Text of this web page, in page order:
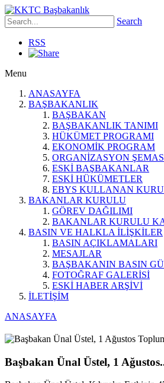
Search
RSS
Menu
ANASAYFA
BAŞBAKANLIK
BAŞBAKAN
BAŞBAKANLIK TANIMI
HÜKÜMET PROGRAMI
EKONOMİK PROGRAM
ORGANİZASYON
ESKİ BAŞBAKANLAR
ESKİ HÜKÜMETLER
EBYS KULLANAN
BAKANLAR KURULU
GÖREV DAĞILIMI
BAKANLAR KURULU
BASIN VE HALKLA İLİŞKİLER
BASIN AÇIKLAMALARI
MESAJLAR
BAŞBAKANIN BASIN
FOTOĞRAF GALERİSİ
ESKİ HABER ARŞİVİ
İLETİŞİM
ANASAYFA
Başbakan Ünal Üstel, 1